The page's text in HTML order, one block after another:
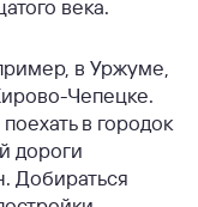
века.
в Уржуме,
Чепецке.
в городок
дороги
Добираться